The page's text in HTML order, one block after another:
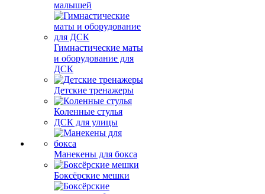
малышей
Гимнастические маты
и оборудование для
ДСК
Детские тренажеры
Коленные стулья
ДСК для улицы
Манекены для бокса
Боксёрские мешки